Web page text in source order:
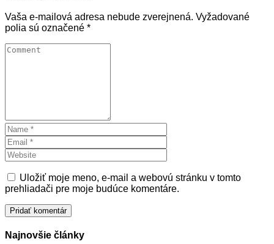
Vaša e-mailová adresa nebude zverejnená. Vyžadované
polia sú označené *
Uložiť moje meno, e-mail a webovú stránku v tomto
prehliadači pre moje budúce komentáre.
Najnovšie články